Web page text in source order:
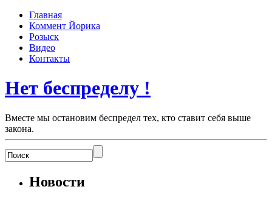
Главная
Коммент Йорика
Розыск
Видео
Контакты
Нет беспределу !
Вместе мы остановим беспредел тех, кто ставит себя выше
закона.
Новости